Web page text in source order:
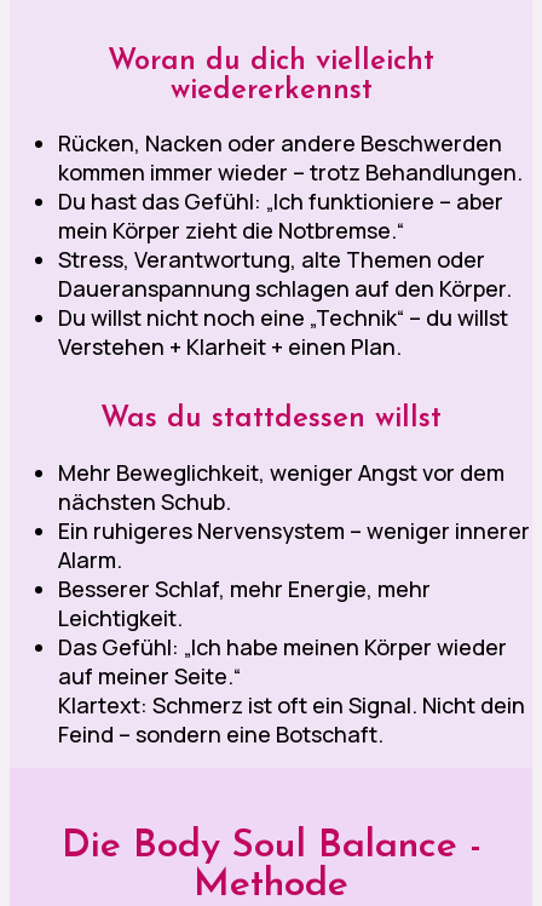
Woran du dich vielleicht
wiedererkennst
Rücken, Nacken oder andere Beschwerden
kommen immer wieder – trotz Behandlungen.
Du hast das Gefühl: „Ich funktioniere – aber
mein Körper zieht die Notbremse.“
Stress, Verantwortung, alte Themen oder
Daueranspannung schlagen auf den Körper.
Du willst nicht noch eine „Technik“ – du willst
Verstehen + Klarheit + einen Plan.
Was du stattdessen willst
Mehr Beweglichkeit, weniger Angst vor dem
nächsten Schub.
Ein ruhigeres Nervensystem – weniger innerer
Alarm.
Besserer Schlaf, mehr Energie, mehr
Leichtigkeit.
Das Gefühl: „Ich habe meinen Körper wieder
auf meiner Seite.“
Klartext: Schmerz ist oft ein Signal. Nicht dein
Feind – sondern eine Botschaft.
Die Body Soul Balance -
Methode